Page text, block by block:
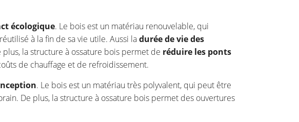
écologique. Le bois est un matériau renouvelable, qui
à la fin de sa vie utile. Aussi ladurée de vie des
la structure à ossature bois permet de réduire les ponts
de chauffage et de refroidissement.
. Le bois est un matériau très polyvalent, qui peut être
De plus, la structure à ossature bois permet des ouvertures